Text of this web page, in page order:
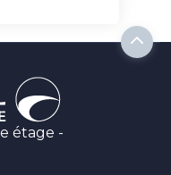
étage -